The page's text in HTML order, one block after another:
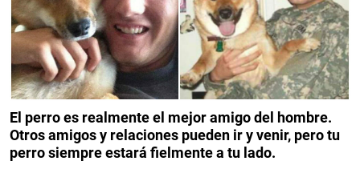
El perro es realmente el mejor amigo del hombre.
Otros amigos y relaciones pueden ir y venir, pero tu
perro siempre estará fielmente a tu lado.